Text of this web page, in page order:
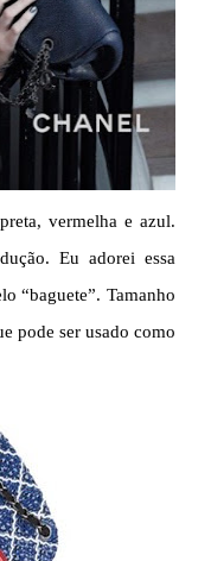
vermelha e azul.
Eu adorei essa
“baguete”. Tamanho
pode ser usado como